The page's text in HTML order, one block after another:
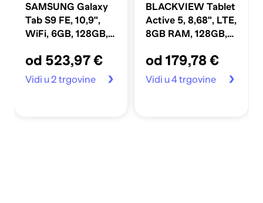
SAMSUNG Galaxy
Tab S9 FE, 10,9",
WiFi, 6GB, 128GB,
od 523,97 €
Vidi u 2 trgovine
BLACKVIEW Tablet
Active 5, 8,68", LTE,
8GB RAM, 128GB,
od 179,78 €
Vidi u 4 trgovine